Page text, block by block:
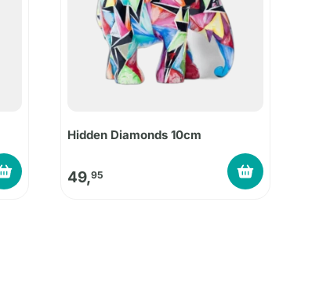
Hidden Diamonds 10cm
49,95